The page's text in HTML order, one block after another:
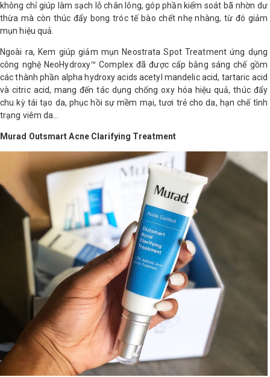
không chỉ giúp làm sạch lỗ chân lông, góp phần kiểm soát bã nhờn dư
thừa mà còn thúc đẩy bong tróc tế bào chết nhẹ nhàng, từ đó giảm
mụn hiệu quả.
Ngoài ra, Kem giúp giảm mụn Neostrata Spot Treatment ứng dụng
công nghệ NeoHydroxy™ Complex đã được cấp bằng sáng chế gồm
các thành phần alpha hydroxy acids acetyl mandelic acid, tartaric acid
và citric acid, mang đến tác dụng chống oxy hóa hiệu quả, thúc đẩy
chu kỳ tái tạo da, phục hồi sự mềm mại, tươi trẻ cho da, hạn chế tình
trạng viêm da…
Murad Outsmart Acne Clarifying Treatment